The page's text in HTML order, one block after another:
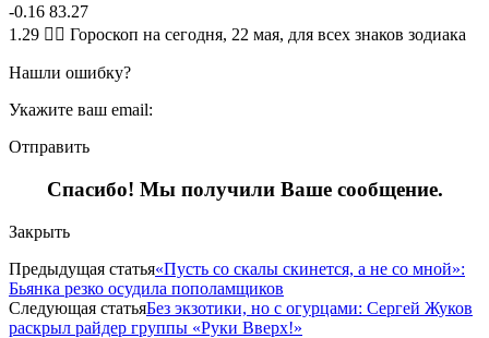
-0.16 83.27
1.29 🧙‍♀ Гороскоп на сегодня, 22 мая, для всех знаков зодиака
Нашли ошибку?
Укажите ваш email:
Отправить
Спасибо! Мы получили Ваше сообщение.
Закрыть
Предыдущая статья«Пусть со скалы скинется, а не со мной»:
Бьянка резко осудила пополамщиков
Следующая статьяБез экзотики, но с огурцами: Сергей Жуков
раскрыл райдер группы «Руки Вверх!»